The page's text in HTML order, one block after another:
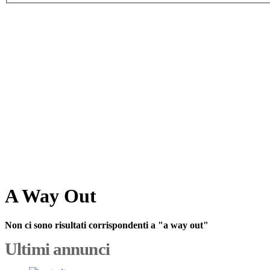
A Way Out
Non ci sono risultati corrispondenti a "a way out"
Ultimi annunci